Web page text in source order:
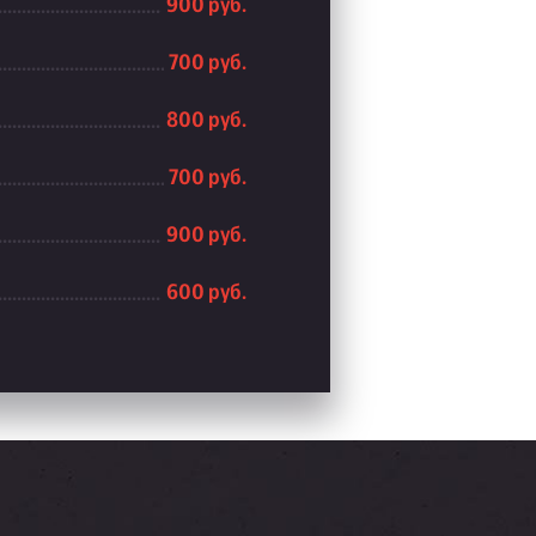
900 руб.
700 руб.
800 руб.
700 руб.
900 руб.
600 руб.